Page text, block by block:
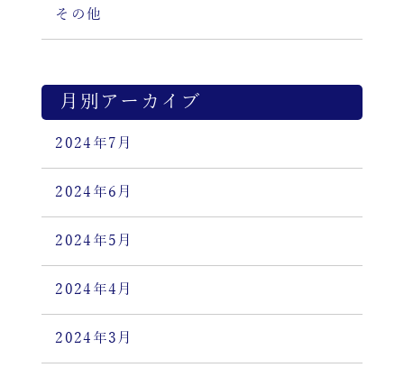
その他
月別アーカイブ
2024年7月
2024年6月
2024年5月
2024年4月
2024年3月